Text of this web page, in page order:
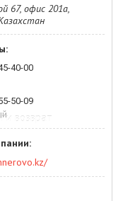
и возврат
67, офис 201а,
40-00
50-09